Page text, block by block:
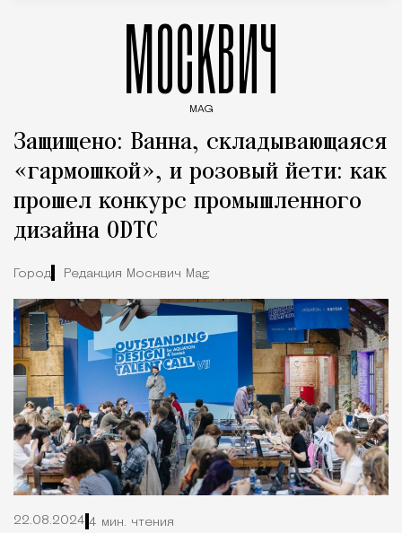
МОСКВИЧ
MAG
Защищено: Ванна, складывающаяся
«гармошкой», и розовый йети: как
прошел конкурс промышленного
дизайна ODTC
Город Редакция Москвич Mag
22.08.2024 4 мин. чтения